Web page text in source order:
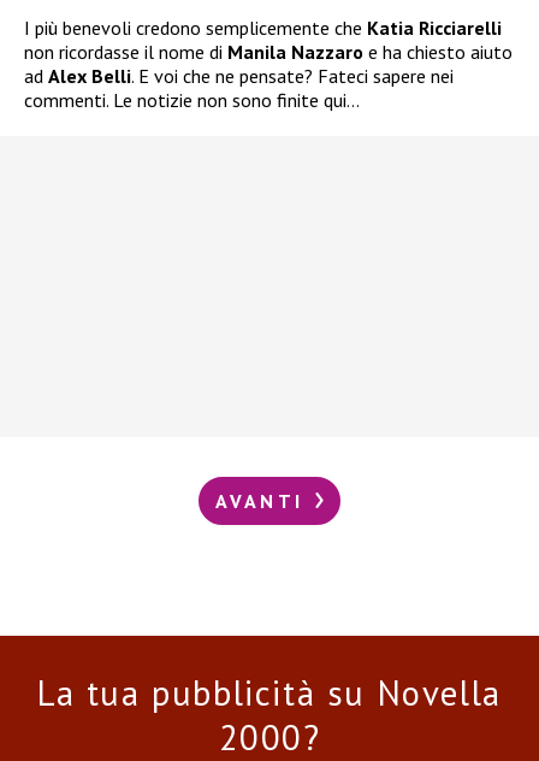
I più benevoli credono semplicemente che Katia Ricciarelli
non ricordasse il nome di Manila Nazzaro e ha chiesto aiuto
ad Alex Belli. E voi che ne pensate? Fateci sapere nei
commenti. Le notizie non sono finite qui…
AVANTI
La tua pubblicità su Novella
2000?